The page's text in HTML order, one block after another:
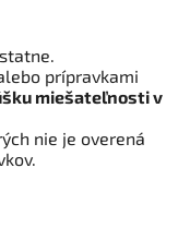
prípravkami
miešateľnosti v
nie je overená